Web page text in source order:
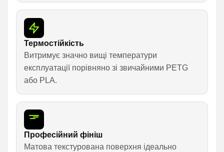
Термостійкість
Витримує значно вищі температури
експлуатації порівняно зі звичайними PETG
або PLA.
Професійний фініш
Матова текстурована поверхня ідеально